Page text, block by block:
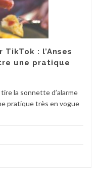
: l’Anses
une pratique
la sonnette d’alarme
pratique très en vogue